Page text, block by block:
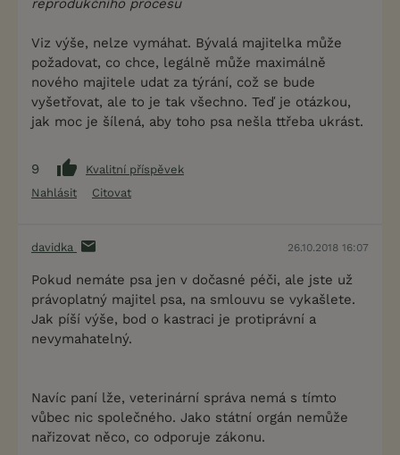
reprodukčního procesu
Viz výše, nelze vymáhat. Bývalá majitelka může
požadovat, co chce, legálně může maximálně
nového majitele udat za týrání, což se bude
vyšetřovat, ale to je tak všechno. Teď je otázkou,
jak moc je šílená, aby toho psa nešla ttřeba ukrást.
9
Kvalitní příspěvek
Nahlásit
Citovat
davidka 26.10.2018 16:07
Pokud nemáte psa jen v dočasné péči, ale jste už
právoplatný majitel psa, na smlouvu se vykašlete.
Jak píší výše, bod o kastraci je protiprávní a
nevymahatelný.
Navíc paní lže, veterinární správa nemá s tímto
vůbec nic společného. Jako státní orgán nemůže
nařizovat něco, co odporuje zákonu.